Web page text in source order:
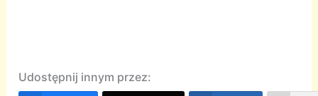
Udostępnij innym przez: